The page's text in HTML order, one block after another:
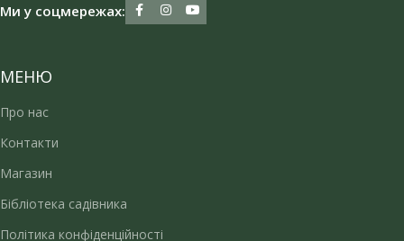
Ми у соцмережах:
МЕНЮ
Про нас
Контакти
Магазин
Бібліотека садівника
Політика конфіденційності